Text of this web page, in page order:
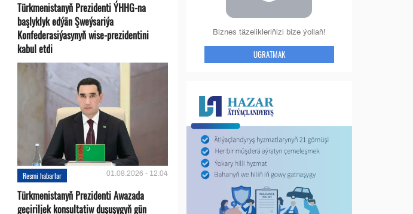
Türkmenistanyň Prezidenti ÝHHG-na
başlyklyk edýän Şweýsariýa
Konfederasiýasynyň wise-prezidentini
kabul etdi
Resmi habarlar 01.08.2026 - 12:04
Türkmenistanyň Prezidenti Awazada
geçiriljek konsultatiw duşuşygyň gün
Biznes täzelikleriňizi bize ýollaň!
UGRATMAK